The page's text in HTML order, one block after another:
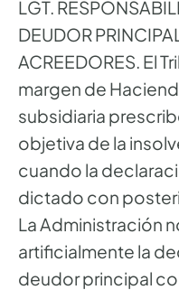
LGT.
DEUDOR
ACREEDORES. El
margen de
subsidiaria
objetiva de la
cuando la
dictado con
La Administración
artificialmente la
deudor principal